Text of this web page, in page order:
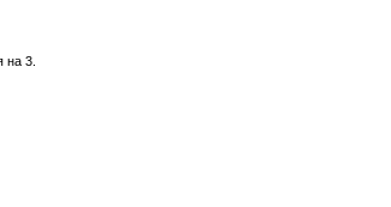
на 3.